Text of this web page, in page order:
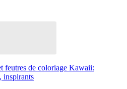
feutres de coloriage Kawaii:
inspirants